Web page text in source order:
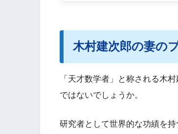
木村建次郎の妻の
「天才数学者」と称される木
ではないでしょうか。
研究者として世界的な功績を